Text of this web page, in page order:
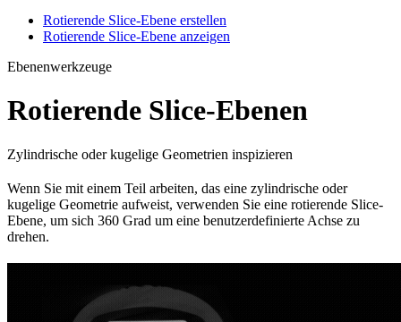
Rotierende Slice-Ebene erstellen
Rotierende Slice-Ebene anzeigen
Ebenenwerkzeuge
Rotierende Slice-Ebenen
Zylindrische oder kugelige Geometrien inspizieren
Wenn Sie mit einem Teil arbeiten, das eine zylindrische oder
kugelige Geometrie aufweist, verwenden Sie eine rotierende Slice-
Ebene, um sich 360 Grad um eine benutzerdefinierte Achse zu
drehen.